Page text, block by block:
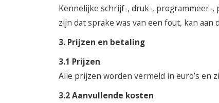
Kennelijke schrijf-, druk-, programmeer-,
zijn dat sprake was van een fout, kan
3. Prijzen en betaling
3.1 Prijzen
Alle prijzen worden vermeld in euro’s en
3.2 Aanvullende kosten